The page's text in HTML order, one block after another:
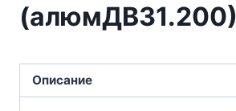
(алюмДВ31.200)
Описание